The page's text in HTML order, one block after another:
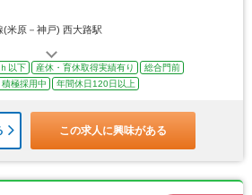
(米原－神戸) 西大路駅
以下 産休・育休取得実績有り
総合門前
積極採用中 年間休日120日以上
この求人に興味がある